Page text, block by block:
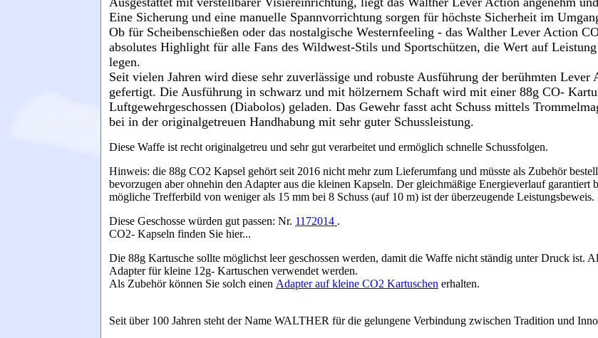
Eine Sicherung und eine manuelle Spannvorrichtung sorgen für höchste Sicherheit im
Ob für Scheibenschießen oder das nostalgische Westernfeeling - das Walther Lever Action
absolutes Highlight für alle Fans des Wildwest-Stils und Sportschützen, die Wert auf
legen.
Seit vielen Jahren wird diese sehr zuverlässige und robuste Ausführung der berühmten Lever
gefertigt. Die Ausführung in schwarz und mit hölzernem Schaft wird mit einer 88g CO-
Luftgewehrgeschossen (Diabolos) geladen. Das Gewehr fasst acht Schuss mittels
bei in der originalgetreuen Handhabung mit sehr guter Schussleistung.
Diese Waffe ist recht originalgetreu und sehr gut verarbeitet und ermöglich schnelle Schussfolgen.
Hinweis: die 88g CO2 Kapsel gehört seit 2016 nicht mehr zum Lieferumfang und müsste als Zubehör
bevorzugen aber ohnehin den Adapter aus die kleinen Kapseln. Der gleichmäßige Energieverlauf garantiert
mögliche Trefferbild von weniger als 15 mm bei 8 Schuss (auf 10 m) ist der überzeugende Leistungsbeweis.
Diese Geschosse würden gut passen: Nr. 1172014 .
CO2- Kapseln finden Sie hier...
Die 88g Kartusche sollte möglichst leer geschossen werden, damit die Waffe nicht ständig unter Druck ist.
Adapter für kleine 12g- Kartuschen verwendet werden.
Als Zubehör können Sie solch einen Adapter auf kleine CO2 Kartuschen erhalten.
Seit über 100 Jahren steht der Name WALTHER für die gelungene Verbindung zwischen Tradition und